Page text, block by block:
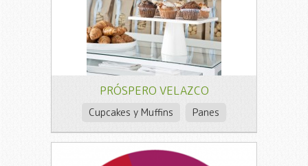
PRÓSPERO VELAZCO
Cupcakes y Muffins Panes